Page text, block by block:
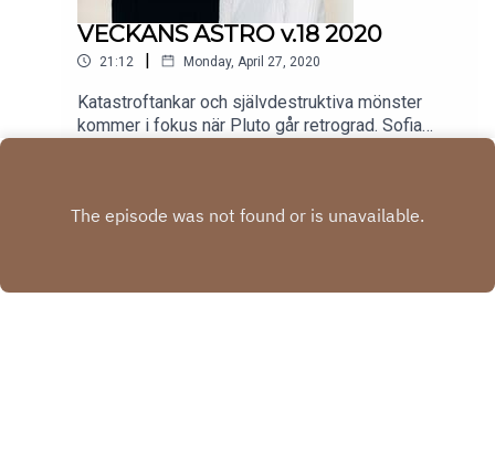
VECKANS ASTRO v.18 2020
21:12 | Monday, April 27, 2020
Katastroftankar och självdestruktiva mönster
kommer i fokus när Pluto går retrograd. Sofia